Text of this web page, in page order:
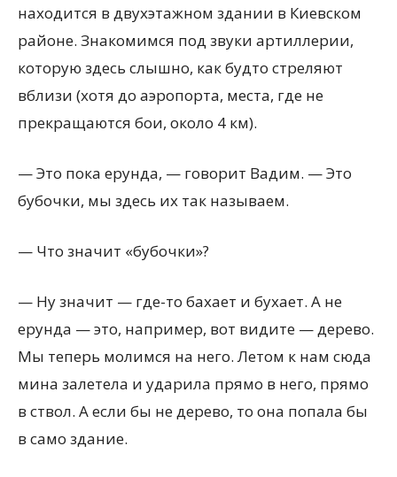
находится в двухэтажном здании в Киевском
районе. Знакомимся под звуки артиллерии,
которую здесь слышно, как будто стреляют
вблизи (хотя до аэропорта, места, где не
прекращаются бои, около 4 км).
— Это пока ерунда, — говорит Вадим. — Это
бубочки, мы здесь их так называем.
— Что значит «бубочки»?
— Ну значит — где-то бахает и бухает. А не
ерунда — это, например, вот видите — дерево.
Мы теперь молимся на него. Летом к нам сюда
мина залетела и ударила прямо в него, прямо
в ствол. А если бы не дерево, то она попала бы
в само здание.